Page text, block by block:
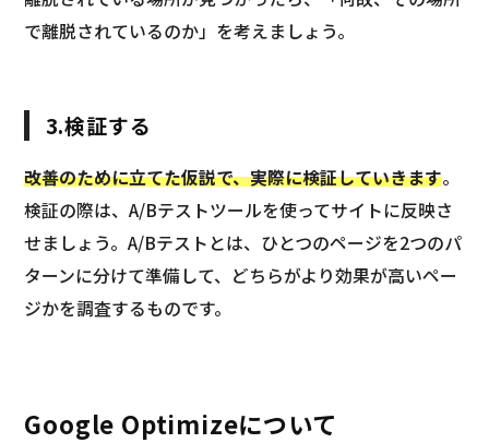
で離脱されているのか」を考えましょう。
3.検証する
改善のために立てた仮説で、実際に検証していきます。
検証の際は、A/Bテストツールを使ってサイトに反映さ
せましょう。A/Bテストとは、ひとつのページを2つのパ
ターンに分けて準備して、どちらがより効果が高いペー
ジかを調査するものです。
Google Optimizeについて